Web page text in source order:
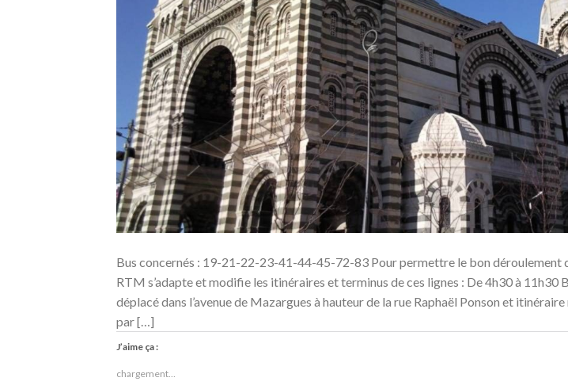
Bus concernés : 19-21-22-23-41-44-45-72-83 Pour permettre le bon déroulement
RTM s’adapte et modifie les itinéraires et terminus de ces lignes : De 4h30 à 11h30
déplacé dans l’avenue de Mazargues à hauteur de la rue Raphaël Ponson et
par […]
J’aime ça :
chargement…